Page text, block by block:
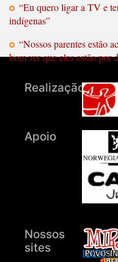
“Eu quero ligar a TV e
indígenas”
“Nossos parentes estão
bom ver que eles estão por